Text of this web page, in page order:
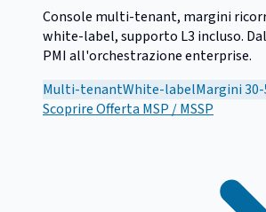
Console multi-tenant, margini
white-label, supporto L3 incluso.
PMI all'orchestrazione enterprise.
Multi-tenantWhite-labelMargini
ScoprireOfferta MSP / MSSP